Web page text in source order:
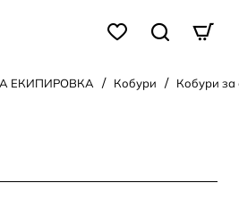
ЕКИПИРОВКА Кобури Кобури за